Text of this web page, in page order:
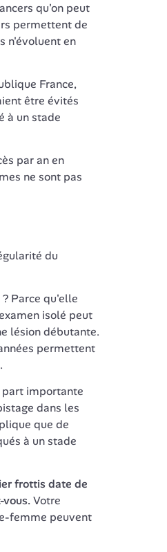
qu'on peut
permettent de
n'évoluent en
France,
être évités
à un stade
par an en
ne sont pas
du
Parce qu'elle
isolé peut
lésion débutante.
permettent
part importante
dans les
que de
à un stade
frottis date de
Votre
femme peuvent